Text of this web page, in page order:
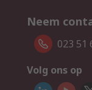
Neem
023 51
Volg ons op